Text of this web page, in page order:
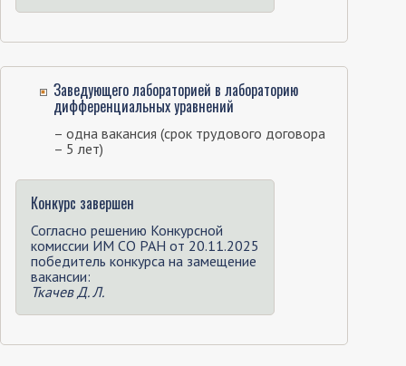
Заведующего лабораторией в лабораторию
дифференциальных уравнений
– одна вакансия (срок трудового договора
– 5 лет)
Конкурс завершен
Согласно решению Конкурсной
комиссии ИМ СО РАН от 20.11.2025
победитель конкурса на замещение
вакансии:
Ткачев Д. Л.